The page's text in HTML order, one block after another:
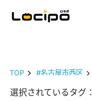
TOP #名古屋市西区
選択されているタグ：